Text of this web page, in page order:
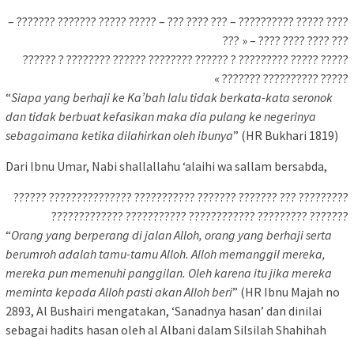
???? ????? ?????????? – ??? ???? ??? – ????? ????? ??????? ??????? –
??? ???? ???? ???? – « ???
????? ????? ????????? ? ?????? ???????? ?????? ???????? ? ??????
????? ?????????? ??????? »
“Siapa yang berhaji ke Ka’bah lalu tidak berkata-kata seronok
dan tidak berbuat kefasikan maka dia pulang ke negerinya
sebagaimana ketika dilahirkan oleh ibunya” (HR Bukhari 1819)
Dari Ibnu Umar, Nabi shallallahu ‘alaihi wa sallam bersabda,
????????? ??? ??????? ??????? ??????????? ??????????????? ??????
??????? ????????? ???????????? ??????????? ?????????????
“Orang yang berperang di jalan Alloh, orang yang berhaji serta
berumroh adalah tamu-tamu Alloh. Alloh memanggil mereka,
mereka pun memenuhi panggilan. Oleh karena itu jika mereka
meminta kepada Alloh pasti akan Alloh beri” (HR Ibnu Majah no
2893, Al Bushairi mengatakan, ‘Sanadnya hasan’ dan dinilai
sebagai hadits hasan oleh al Albani dalam Silsilah Shahihah